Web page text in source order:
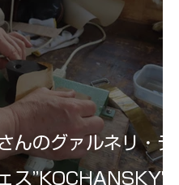
んのグァルネリ・デ
ス”KOCHANSKY"制